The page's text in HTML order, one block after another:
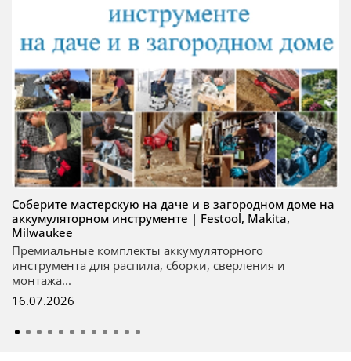
Соберите мастерскую на даче и в загородном доме на
аккумуляторном инструменте | Festool, Makita,
Milwaukee
Премиальные комплекты аккумуляторного
инструмента для распила, сборки, сверления и
монтажа...
16.07.2026